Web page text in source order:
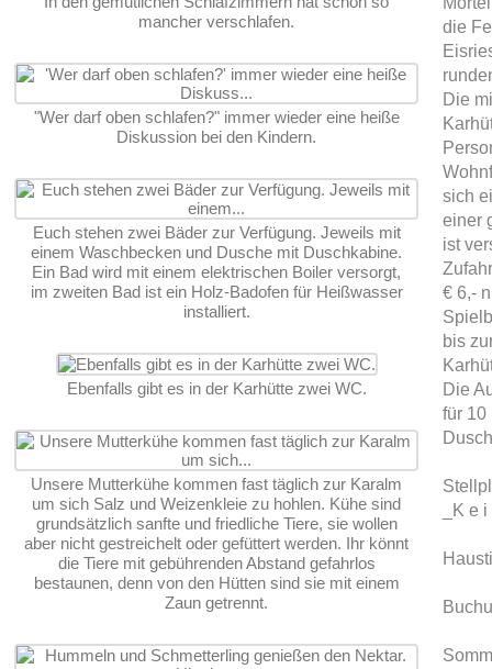
mancher verschlafen.
"Wer darf oben schlafen?" immer wieder eine heiße
Diskussion bei den Kindern.
Euch stehen zwei Bäder zur Verfügung. Jeweils mit
einem Waschbecken und Dusche mit Duschkabine.
Ein Bad wird mit einem elektrischen Boiler versorgt,
im zweiten Bad ist ein Holz-Badofen für Heißwasser
installiert.
Ebenfalls gibt es in der Karhütte zwei WC.
Unsere Mutterkühe kommen fast täglich zur Karalm
um sich Salz und Weizenkleie zu hohlen. Kühe sind
grundsätzlich sanfte und friedliche Tiere, sie wollen
aber nicht gestreichelt oder gefüttert werden. Ihr könnt
die Tiere mit gebührenden Abstand gefahrlos
bestaunen, denn von den Hütten sind sie mit einem
Zaun getrennt.
die
Die
sich
einer
ist
€ 6,-
bis
Die
für 10
_K e